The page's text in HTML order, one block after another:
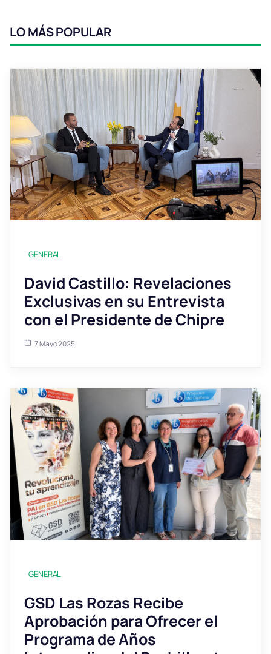
LO MÁS POPULAR
GENERAL
David Castillo: Revelaciones
Exclusivas en su Entrevista
con el Presidente de Chipre
7 Mayo 2025
GENERAL
GSD Las Rozas Recibe
Aprobación para Ofrecer el
Programa de Años